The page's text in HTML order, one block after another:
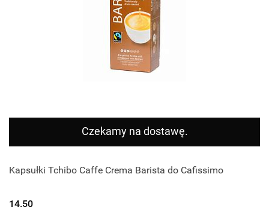
Czekamy na dostawę.
Kapsułki Tchibo Caffe Crema Barista do Cafissimo
14.50